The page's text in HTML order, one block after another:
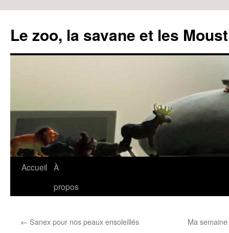
Le zoo, la savane et les
Aller
Accueil À
propos
← Sanex pour nos peaux ensoleillés Ma